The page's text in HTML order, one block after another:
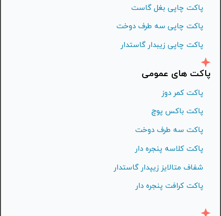
پاکت چاپی بغل گاست
پاکت چاپی سه طرف دوخت
پاکت چاپی زیبدار گاستدار
پاکت های عمومی
پاکت کمر دوز
پاکت باکس پوچ
پاکت سه طرف دوخت
پاکت کلاسه پنجره دار
شفاف متالايز زيپدار گاستدار
پاکت کرافت پنجره دار